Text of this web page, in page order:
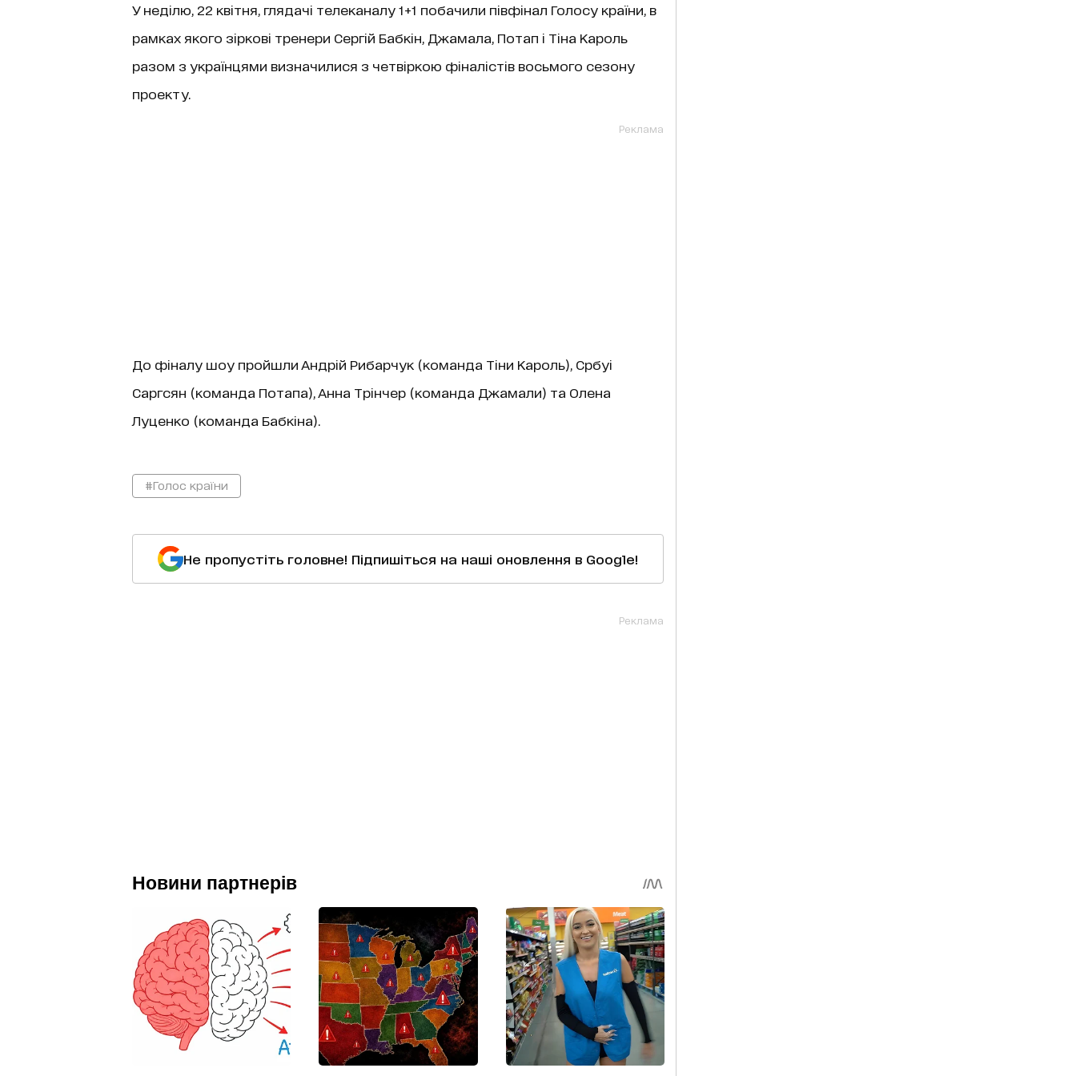
У неділю, 22 квітня, глядачі телеканалу 1+1 побачили півфінал Голосу країни, в
рамках якого зіркові тренери Сергій Бабкін, Джамала, Потап і Тіна Кароль
разом з українцями визначилися з четвіркою фіналістів восьмого сезону
проекту.
Реклама
До фіналу шоу пройшли Андрій Рибарчук (команда Тіни Кароль), Србуі
Саргсян (команда Потапа), Анна Трінчер (команда Джамали) та Олена
Луценко (команда Бабкіна).
#Голос країни
Не пропустіть головне! Підпишіться на наші оновлення в Google!
Реклама